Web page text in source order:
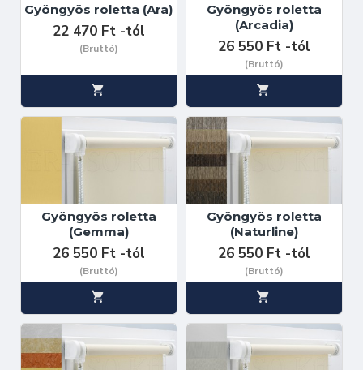
Gyöngyös roletta (Ara)
22 470 Ft -tól
(Bruttó)
Gyöngyös roletta
(Arcadia)
26 550 Ft -tól
(Bruttó)
Gyöngyös roletta
(Gemma)
26 550 Ft -tól
(Bruttó)
Gyöngyös roletta
(Naturline)
26 550 Ft -tól
(Bruttó)